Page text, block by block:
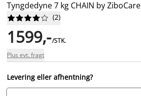
Tyngdedyne 7 kg CHAIN by ZiboCare





 (2)
1599,-/STK.
Plus evt. fragt
Levering eller afhentning?